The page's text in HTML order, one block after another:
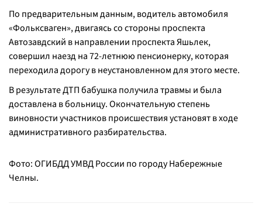
По предварительным данным, водитель автомобиля
«Фольксваген», двигаясь со стороны проспекта
Автозавдский в направлении проспекта Яшьлек,
совершил наезд на 72-летнюю пенсионерку, которая
переходила дорогу в неустановленном для этого месте.
В результате ДТП бабушка получила травмы и была
доставлена в больницу. Окончательную степень
виновности участников происшествия установят в ходе
административного разбирательства.
Фото: ОГИБДД УМВД России по городу Набережные
Челны.